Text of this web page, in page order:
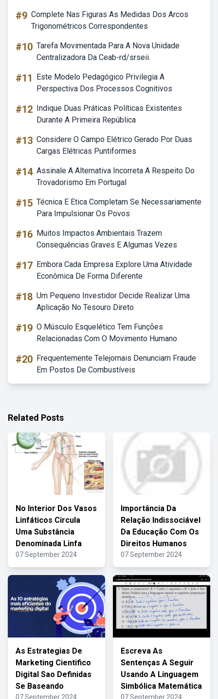
#9 Complete Nas Figuras As Medidas Dos Arcos
Trigonométricos Correspondentes
#10 Tarefa Movimentada Para A Nova Unidade
Centralizadora Da Ceab-rd/srseii.
#11
Este Modelo Pedagógico Privilegia A
Perspectiva Dos Processos Cognitivos
#12 Indique Duas Práticas Políticas Existentes
Durante A Primeira República
#13 Considere O Campo Elétrico Gerado Por Duas
Cargas Elétricas Puntiformes
#14 Assinale A Alternativa Incorreta A Respeito Do
Trovadorismo Em Portugal
#15 Técnica E Etica Completam Se Necessariamente
Para Impulsionar Os Povos
#16 Muitos Impactos Ambientais Trazem
Consequências Graves E Algumas Vezes
#17 Embora Cada Empresa Explore Uma Atividade
Econômica De Forma Diferente
#18 Um Pequeno Investidor Decide Realizar Uma
Aplicação No Tesouro Direto
#19 O Músculo Esquelético Tem Funções
Relacionadas Com O Movimento Humano
#20 Frequentemente Telejornais Denunciam Fraude
Em Postos De Combustíveis
Related Posts
No Interior Dos Vasos
Linfáticos Circula
Uma Substância
Denominada Linfa
07 September 2024
Importância Da
Relação Indissociável
Da Educação Com Os
Direitos Humanos
07 September 2024
As Estrategias De
Marketing Cientifico
Digital Sao Definidas
Se Baseando
07 September 2024
Escreva As
Sentenças A Seguir
Usando A Linguagem
Simbólica Matemática
07 September 2024